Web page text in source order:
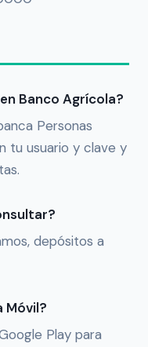
Banco Agrícola?
Personas
tu usuario y clave y
depósitos a
Móvil?
Play para